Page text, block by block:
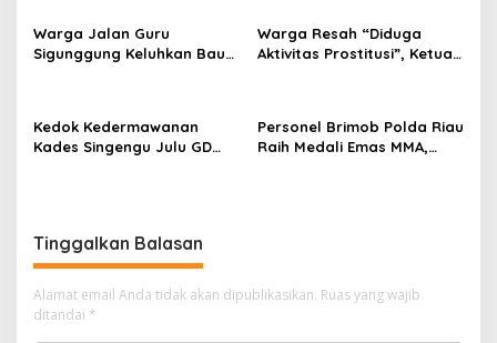
s
Warga Jalan Guru
Sigunggung Keluhkan Bau
Warga Resah “Diduga
Aktivitas Prostitusi”, Ketua
Jalan Tanjung Datuk
Kedok Kedermawanan
Kades Singengu Julu GD
Personel Brimob Polda Riau
Raih Medali Emas MMA,
Tinggalkan Balasan
Alamat email Anda tidak akan dipublikasikan. Ruas yang wajib
ditandai *